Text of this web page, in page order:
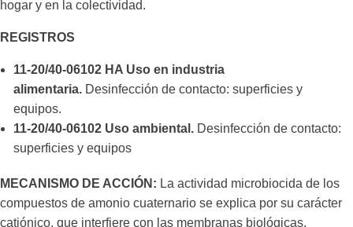
hogar y en la colectividad.
REGISTROS
11-20/40-06102 HA Uso en industria
alimentaria. Desinfección de contacto: superficies y
equipos.
11-20/40-06102 Uso ambiental. Desinfección de contacto:
superficies y equipos
MECANISMO DE ACCIÓN: La actividad microbiocida de los
compuestos de amonio cuaternario se explica por su carácter
catiónico, que interfiere con las membranas biológicas,